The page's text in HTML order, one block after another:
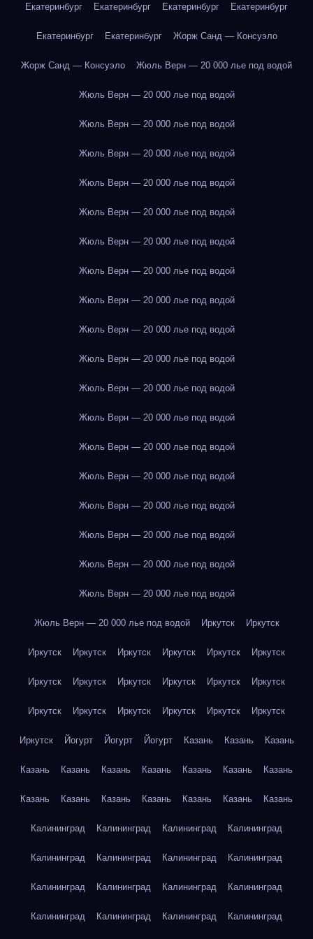
Екатеринбург Екатеринбург Екатеринбург Екатеринбург
Екатеринбург Екатеринбург Жорж Санд — Консуэло
Жорж Санд — Консуэло Жюль Верн — 20 000 лье под водой
Жюль Верн — 20 000 лье под водой
Жюль Верн — 20 000 лье под водой
Жюль Верн — 20 000 лье под водой
Жюль Верн — 20 000 лье под водой
Жюль Верн — 20 000 лье под водой
Жюль Верн — 20 000 лье под водой
Жюль Верн — 20 000 лье под водой
Жюль Верн — 20 000 лье под водой
Жюль Верн — 20 000 лье под водой
Жюль Верн — 20 000 лье под водой
Жюль Верн — 20 000 лье под водой
Жюль Верн — 20 000 лье под водой
Жюль Верн — 20 000 лье под водой
Жюль Верн — 20 000 лье под водой
Жюль Верн — 20 000 лье под водой
Жюль Верн — 20 000 лье под водой
Жюль Верн — 20 000 лье под водой
Жюль Верн — 20 000 лье под водой
Жюль Верн — 20 000 лье под водой Иркутск Иркутск
Иркутск Иркутск Иркутск Иркутск Иркутск Иркутск
Иркутск Иркутск Иркутск Иркутск Иркутск Иркутск
Иркутск Иркутск Иркутск Иркутск Иркутск Иркутск
Иркутск Йогурт Йогурт Йогурт Казань Казань Казань
Казань Казань Казань Казань Казань Казань Казань
Казань Казань Казань Казань Казань Казань Казань
Калининград Калининград Калининград Калининград
Калининград Калининград Калининград Калининград
Калининград Калининград Калининград Калининград
Калининград Калининград Калининград Калининград